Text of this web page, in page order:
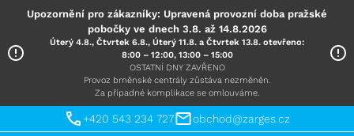
Upozornění pro zákazníky: Upravená provozní doba pražské
pobočky ve dnech 3.8. až 14.8.2026
Úterý 4.8., Čtvrtek 6.8., Úterý 11.8. a Čtvrtek 13.8. otevřeno:
8:00 – 12:00, 13:00 – 15:00
OSTATNÍ DNY ZAVŘENO
Provoz brněnské centrály zůstáva nezměněn.
Za případné komplikace se omlouváme.
+420 543 234 727 obchod@zarges.cz